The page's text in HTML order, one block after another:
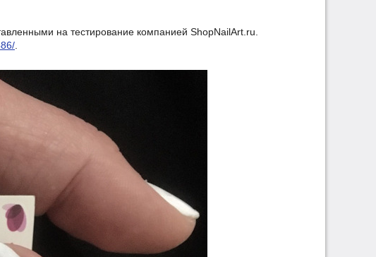
на тестирование компанией ShopNailArt.ru.